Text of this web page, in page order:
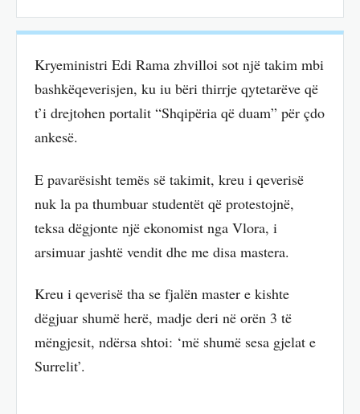
Kryeministri Edi Rama zhvilloi sot një takim mbi
bashkëqeverisjen, ku iu bëri thirrje qytetarëve që
t’i drejtohen portalit “Shqipëria që duam” për çdo
ankesë.
E pavarësisht temës së takimit, kreu i qeverisë
nuk la pa thumbuar studentët që protestojnë,
teksa dëgjonte një ekonomist nga Vlora, i
arsimuar jashtë vendit dhe me disa mastera.
Kreu i qeverisë tha se fjalën master e kishte
dëgjuar shumë herë, madje deri në orën 3 të
mëngjesit, ndërsa shtoi: ‘më shumë sesa gjelat e
Surrelit’.